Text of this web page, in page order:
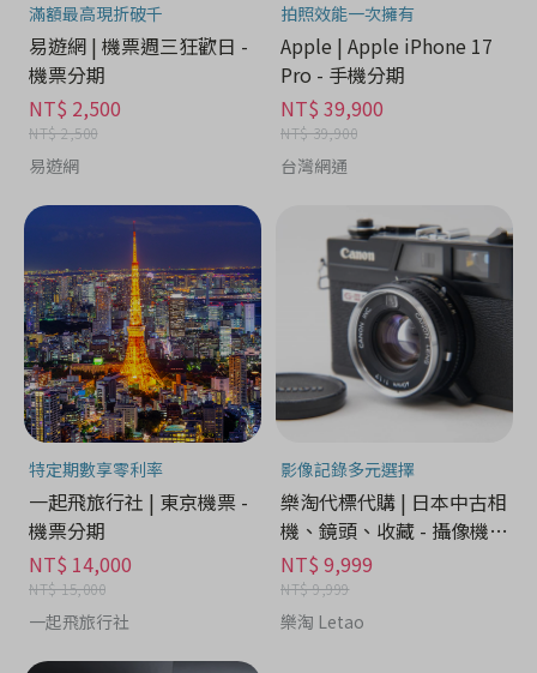
滿額最高現折破千
易遊網 | 機票週三狂歡日 -
機票分期
NT$ 2,500
NT$ 2,500
易遊網
拍照效能一次擁有
Apple | Apple iPhone 17
Pro - 手機分期
NT$ 39,900
NT$ 39,900
台灣網通
特定期數享零利率
一起飛旅行社 | 東京機票 -
機票分期
NT$ 14,000
NT$ 15,000
一起飛旅行社
影像記錄多元選擇
樂淘代標代購 | 日本中古相
機、鏡頭、收藏 - 攝像機分
期
NT$ 9,999
NT$ 9,999
樂淘 Letao